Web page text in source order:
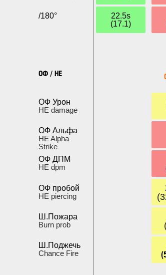
/180°
ОФ / HE
ОФ Урон
HE damage
ОФ Альфа
HE Alpha
Strike
ОФ ДПМ
HE dpm
ОФ пробой
HE piercing
Ш.Пожара
Burn prob
Ш.Поджечь
Chance Fire
22.5s
(17.1)